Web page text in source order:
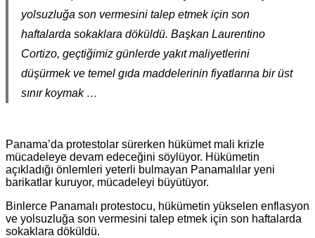
yolsuzluğa son vermesini talep etmek için son
haftalarda sokaklara döküldü. Başkan Laurentino
Cortizo, geçtiğimiz günlerde yakıt maliyetlerini
düşürmek ve temel gıda maddelerinin fiyatlarına bir üst
sınır koymak …
Panama’da protestolar sürerken hükümet mali krizle
mücadeleye devam edeceğini söylüyor. Hükümetin
açıkladığı önlemleri yeterli bulmayan Panamalılar yeni
barikatlar kuruyor, mücadeleyi büyütüyor.
Binlerce Panamalı protestocu, hükümetin yükselen enflasyon
ve yolsuzluğa son vermesini talep etmek için son haftalarda
sokaklara döküldü.